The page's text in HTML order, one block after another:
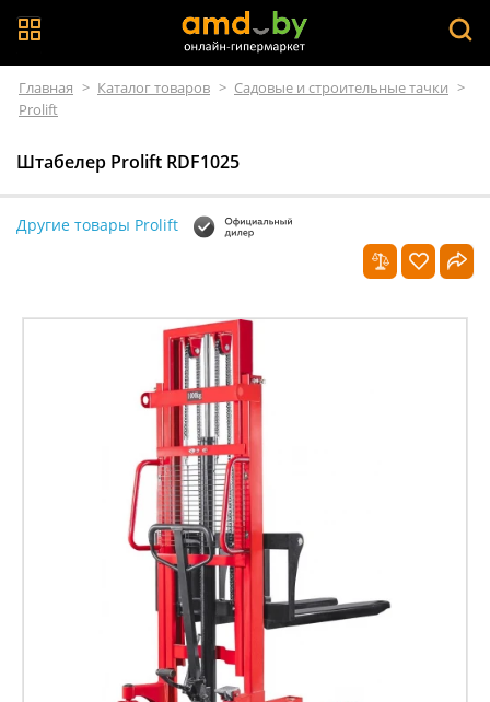
Главная > Каталог товаров > Садовые и строительные тачки >
Prolift
Штабелер Prolift RDF1025
Другие товары Prolift